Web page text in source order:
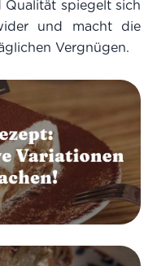
spiegelt sich
und macht die
Vergnügen.